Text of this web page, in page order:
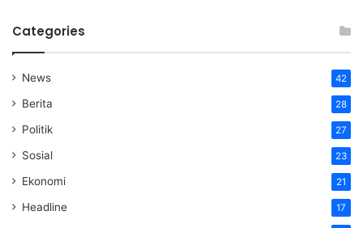
Categories
News 42
Berita 28
Politik 27
Sosial 23
Ekonomi 21
Headline 17